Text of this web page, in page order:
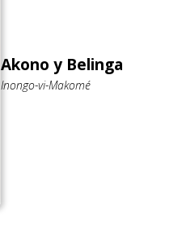
Akono y Belinga
Inongo-vi-Makomé